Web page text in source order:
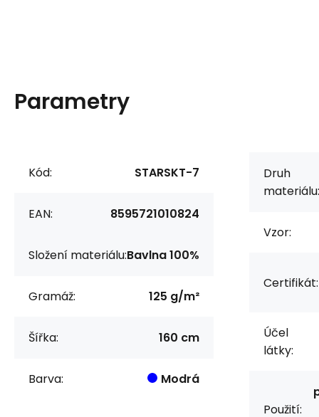
Parametry
Kód: STARSKT-7
EAN: 8595721010824
Složení materiálu:Bavlna 100%
Gramáž: 125 g/m²
Šířka: 160 cm
Barva: Modrá
Druh
materiálu:
Vzor:
Certifikát:
Účel
látky:
Použití: